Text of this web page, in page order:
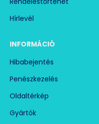
Hírlevél
INFORMÁCIÓ
Hibabejentés
Penészkezelés
Oldaltérkép
Gyártók